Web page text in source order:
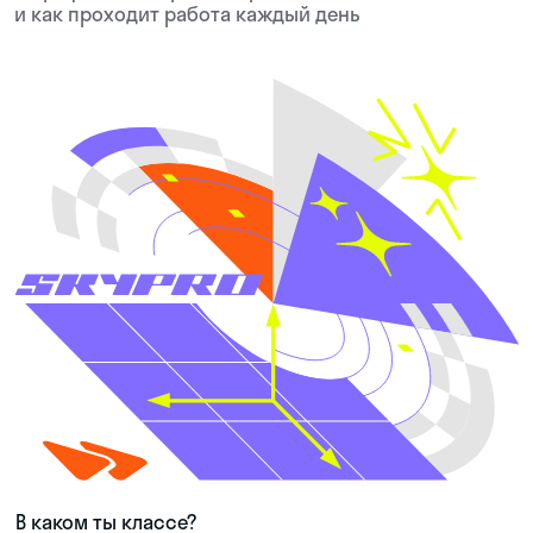
Подбирать и бронировать пакетные туры, отели
и авиабилеты, формировать индивидуальные
маршруты
ОСНОВНЫЕ ЗАДАЧИ
Туристические компании и сервисы бронирования:
Anex Tour, Coral Travel, FUN&SUN, Ostrovok
БУДУЩИЕ РАБОТОДАТЕЛИ
СПЕЦИАЛИСТ ПО БРОНИРОВАНИЮ